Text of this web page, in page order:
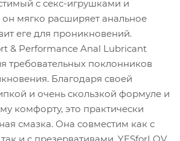
с секс-игрушками и
мягко расширяет анальное
еге для проникновений.
& Performance Anal Lubricant
требовательных поклонников
Благодаря своей
и очень скользкой формуле и
комфорту, это практически
смазка. Она совместим как с